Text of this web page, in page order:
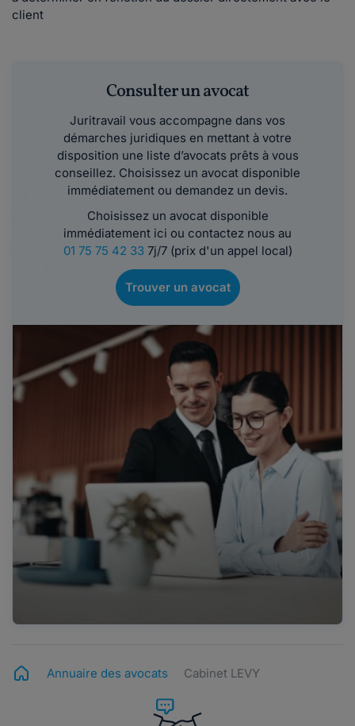
client
Consulter un avocat
Juritravail vous accompagne dans vos
démarches juridiques en mettant à votre
disposition une liste d’avocats prêts à vous
conseillez. Choisissez un avocat disponible
immédiatement ou demandez un devis.
Choisissez un avocat disponible
immédiatement ici ou contactez nous au
01 75 75 42 337j/7 (prix d'un appel local)
Trouver un avocat
Annuaire des avocats Cabinet LEVY